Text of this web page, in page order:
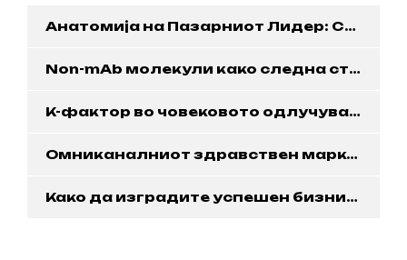
Анатомија на Пазарниот Лидер: Стратешки Императив за Модерна Клиника
Non-mAb молекули како следна стратешка оска на фармацевтската индустрија
K-фактор во човековото одлучување
Омниканалниот здравствен маркетинг
Како да изградите успешен бизнис со додатоци на исхраната: Комплетен водич за компаниите